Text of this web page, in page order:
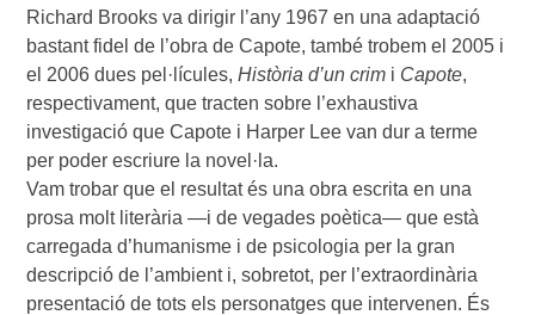
Richard Brooks va dirigir l’any 1967 en una adaptació
bastant fidel de l’obra de Capote, també trobem el 2005 i
el 2006 dues pel·lícules,Història d’un crim i Capote,
respectivament, que tracten sobre l’exhaustiva
investigació que Capote i Harper Lee van dur a terme
per poder escriure la novel·la.
Vam trobar que el resultat és una obra escrita en una
prosa molt literària —i de vegades poètica— que està
carregada d’humanisme i de psicologia per la gran
descripció de l’ambient i, sobretot, per l’extraordinària
presentació de tots els personatges que intervenen. És